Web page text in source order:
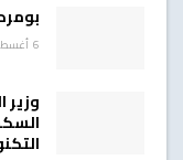
6 أغسطس، 2026
وزير